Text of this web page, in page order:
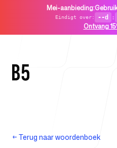
Mei-aanbieding:
Eindigt over: --d :
Ontvang
← Terug naar woordenboek